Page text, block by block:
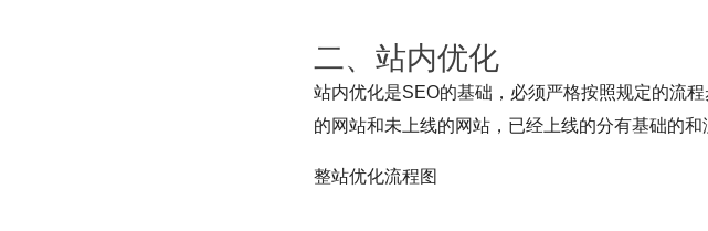
二、站内优化
站内优化是SEO的基础，必须严格按照规定的流
的网站和未上线的网站，已经上线的分有基础的
整站优化流程图